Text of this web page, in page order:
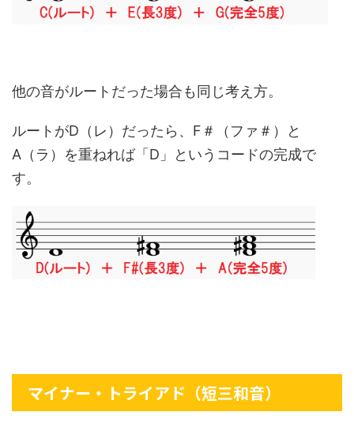
他の音がルートだった場合も同じ考え方。
ルートがD（レ）だったら、F＃（ファ＃）と
A（ラ）を重ねれば「D」というコードの完成で
す。
マイナー・トライアド（短三和音）